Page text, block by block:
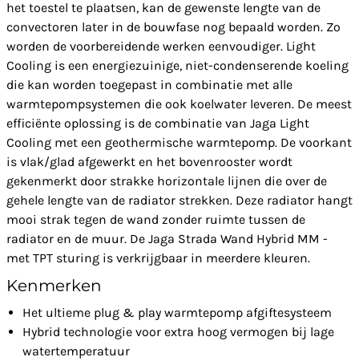
het toestel te plaatsen, kan de gewenste lengte van de
convectoren later in de bouwfase nog bepaald worden. Zo
worden de voorbereidende werken eenvoudiger. Light
Cooling is een energiezuinige, niet-condenserende koeling
die kan worden toegepast in combinatie met alle
warmtepompsystemen die ook koelwater leveren. De meest
efficiënte oplossing is de combinatie van Jaga Light
Cooling met een geothermische warmtepomp. De voorkant
is vlak/glad afgewerkt en het bovenrooster wordt
gekenmerkt door strakke horizontale lijnen die over de
gehele lengte van de radiator strekken. Deze radiator hangt
mooi strak tegen de wand zonder ruimte tussen de
radiator en de muur. De Jaga Strada Wand Hybrid MM -
met TPT sturing is verkrijgbaar in meerdere kleuren.
Kenmerken
Het ultieme plug & play warmtepomp afgiftesysteem
Hybrid technologie voor extra hoog vermogen bij lage
watertemperatuur